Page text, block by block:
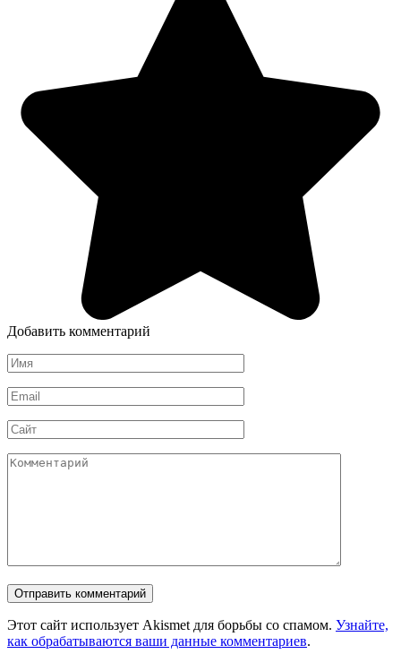
Добавить комментарий
Имя
*
Email
*
Сайт
Комментарий
Этот сайт использует Akismet для борьбы со спамом. Узнайте,
как обрабатываются ваши данные комментариев.